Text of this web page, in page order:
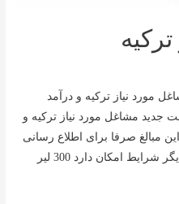
مورد نیاز ترکیه و درآمد
جدید مشاغل مورد نیاز ترکیه و
مبالغ صرفا برای اطلاع رسانی
می باشد و بسته به ساعت کاری و دیگر شرایط امکان دارد 300 لیر